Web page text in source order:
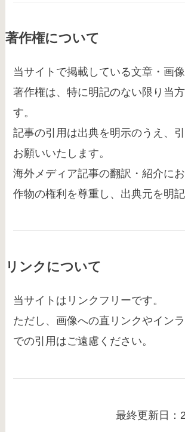
著作権について
当サイトで掲載している文章・画
著作権は、特に明記のない限り当
す。
記事の引用は出典を明示のうえ、
お願いいたします。
海外メディア記事の翻訳・紹介に
作物の権利を尊重し、出典元を明記
リンクについて
当サイトはリンクフリーです。
ただし、画像への直リンクやイン
での引用はご遠慮ください。
最終更新日：